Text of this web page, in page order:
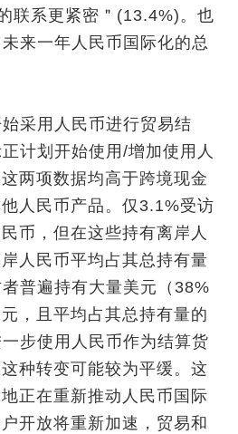
联系更紧密＂(13.4%)。也
来一年人民币国际化的总
采用人民币进行贸易结
计划开始使用/增加使用人
两项数据均高于跨境现金
人民币产品。仅3.1%受访
币，但在这些持有离岸人
人民币平均占其总持有量
普遍持有大量美元（38%
，且平均占其总持有量的
步使用人民币作为结算货
种转变可能较为平缓。这
正在重新推动人民币国际
开放将重新加速，贸易和